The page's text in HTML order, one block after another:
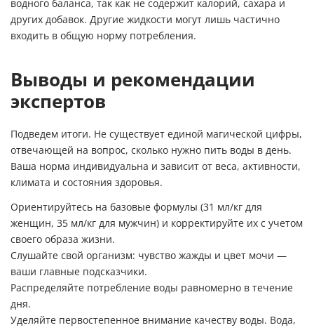
водного баланса, так как не содержит калорий, сахара и
других добавок. Другие жидкости могут лишь частично
входить в общую норму потребления.
Выводы и рекомендации
экспертов
Подведем итоги. Не существует единой магической цифры,
отвечающей на вопрос, сколько нужно пить воды в день.
Ваша норма индивидуальна и зависит от веса, активности,
климата и состояния здоровья.
Ориентируйтесь на базовые формулы (31 мл/кг для
женщин, 35 мл/кг для мужчин) и корректируйте их с учетом
своего образа жизни.
Слушайте свой организм: чувство жажды и цвет мочи —
ваши главные подсказчики.
Распределяйте потребление воды равномерно в течение
дня.
Уделяйте первостепенное внимание качеству воды. Вода,